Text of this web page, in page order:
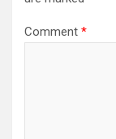
Comment *